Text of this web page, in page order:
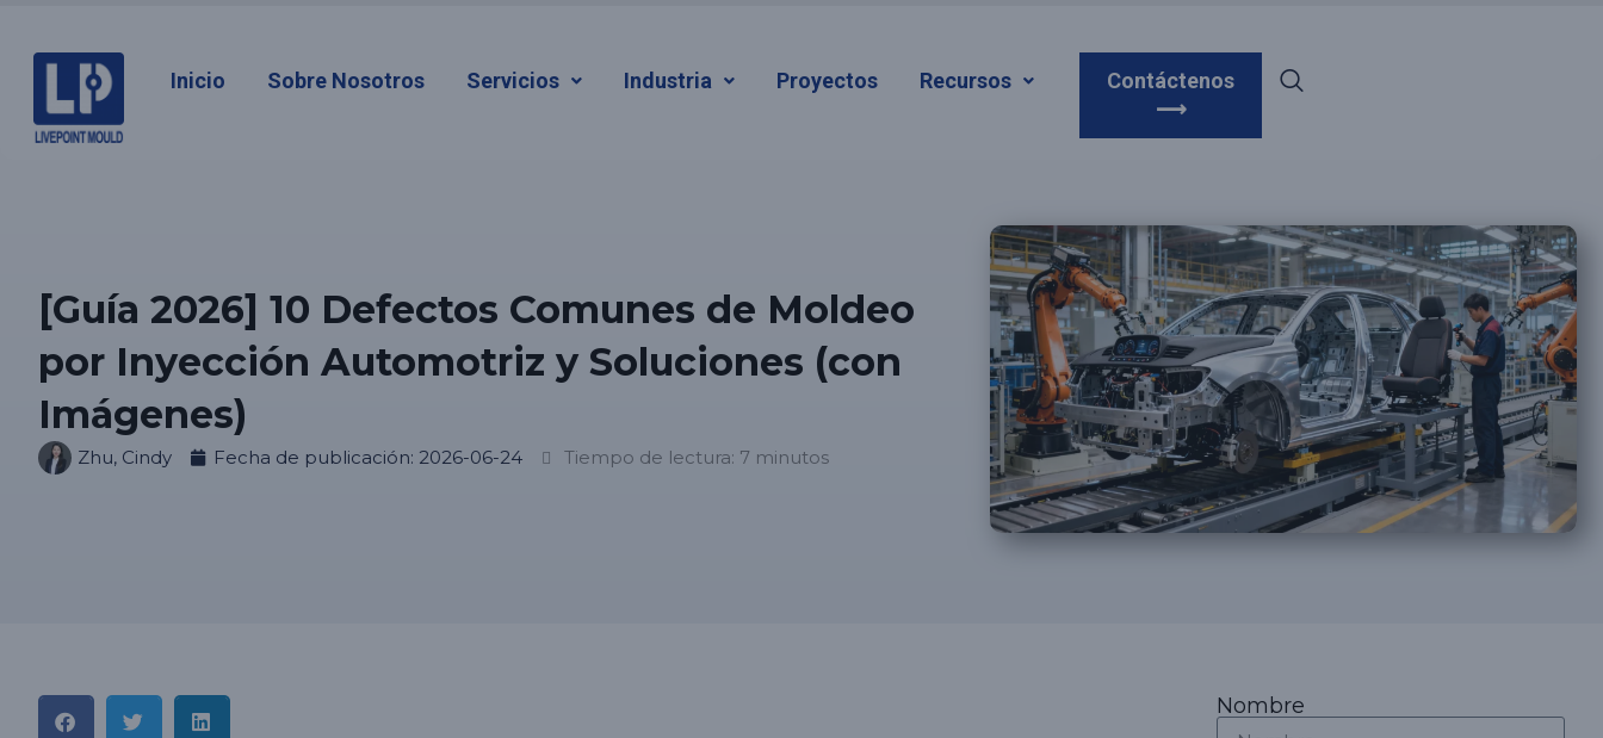
Inicio Sobre Nosotros Servicios Industria Proyectos Recursos
Contáctenos
⟶
[Guía 2026] 10 Defectos Comunes de Moldeo
por Inyección Automotriz y Soluciones (con
Imágenes)
Zhu, Cindy Fecha de publicación: 2026-06-24 Tiempo de lectura: 7 minutos
Nombre